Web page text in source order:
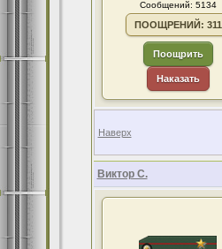
Сообщений: 5134
ПООЩРЕНИЙ: 311
Поощрить
Наказать
Наверх
Виктор С.